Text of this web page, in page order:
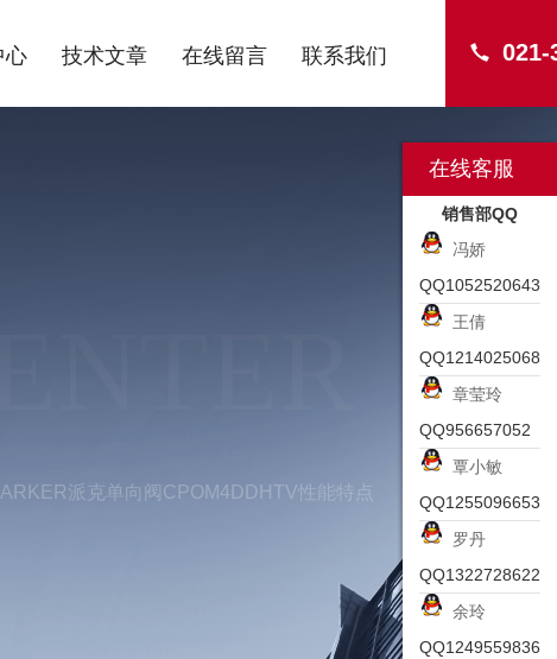
021-
心 技术文章 在线留言 联系我们
派克单向阀CPOM4DDHTV性能特点
在线客服
销售部QQ
冯娇
QQ1052520643
王倩
QQ1214025068
章莹玲
QQ956657052
覃小敏
QQ1255096653
罗丹
QQ1322728622
余玲
QQ1249559836